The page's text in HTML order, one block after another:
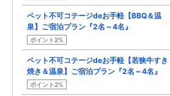
ペット不可コテージdeお手軽【BBQ＆温
泉】ご宿泊プラン『2名～4名』
ポイント2%
ペット不可コテージdeお手軽【若狭牛すき
焼き＆温泉】ご宿泊プラン『2名～4名』
ポイント2%